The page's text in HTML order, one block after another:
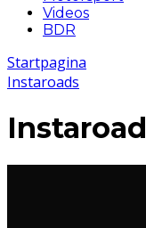
Videos
BDR
Startpagina
Instaroads